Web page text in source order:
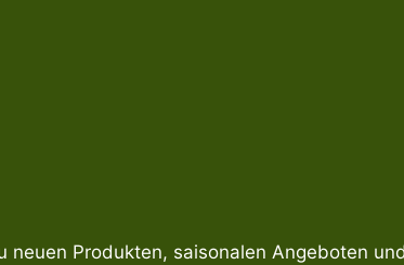
Produkten, saisonalen Angeboten